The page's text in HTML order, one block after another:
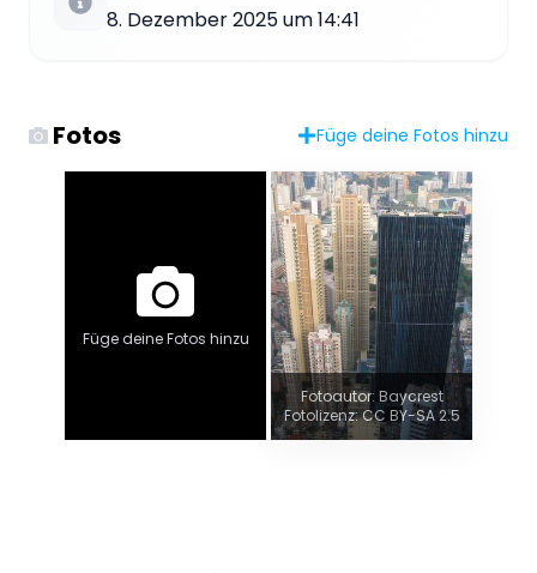
8. Dezember 2025 um 14:41
Fotos Füge deine Fotos hinzu
Füge deine Fotos hinzu
Fotoautor: Baycrest
Fotolizenz: CC BY-SA 2.5